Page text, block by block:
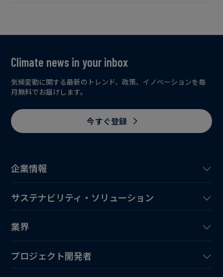
企業情報
サステナビリティ・ソリューション
業界
プロジェクト開発者
Climate news in your inbox
気候変動に関する最新のトレンド、政策、イノベーションを毎
月無料でお届けします。
今すぐ登録